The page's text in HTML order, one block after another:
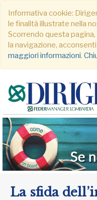
Informativa cookie:
le finalità illustrate nella
Scorrendo questa
la navigazione,
maggiori informazioni.
La sfida